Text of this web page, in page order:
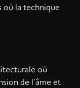
où la technique
où
de l’âme et